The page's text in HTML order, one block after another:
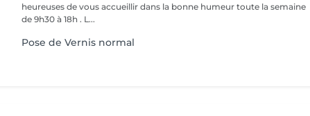
heureuses de vous accueillir dans la bonne humeur toute la semaine
de 9h30 à 18h . L...
Pose de Vernis normal